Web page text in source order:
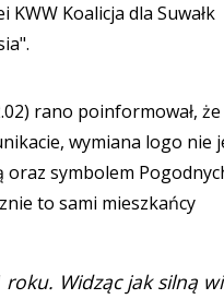
KWW Koalicja dla Suwałk
rano poinformował, że
wymiana logo nie
oraz symbolem
to sami mieszkańcy
Widząc jak silną